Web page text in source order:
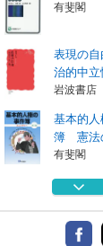
有斐閣
表現の
治的中
岩波書店
基本的
簿 憲法
有斐閣
図解！矯
クインテ